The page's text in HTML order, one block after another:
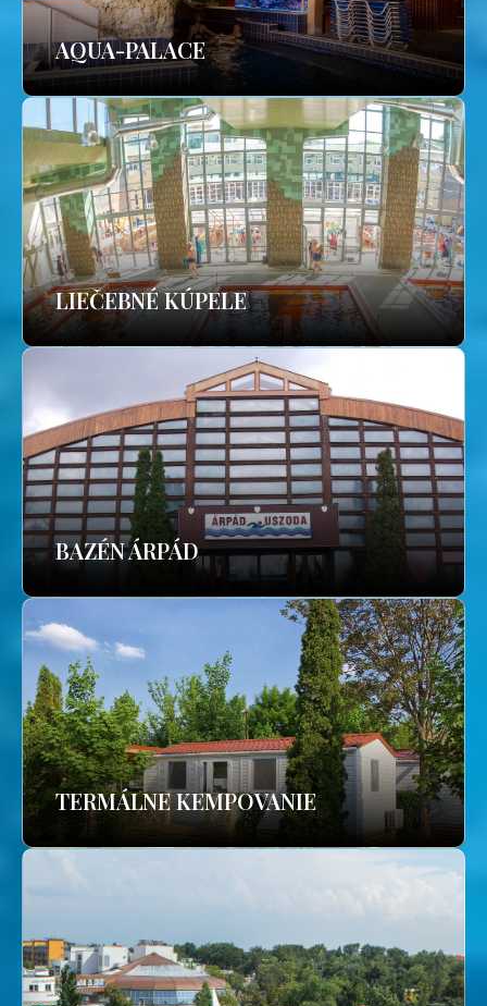
AQUA-PALACE
LIEČEBNÉ KÚPELE
BAZÉN ÁRPÁD
TERMÁLNE KEMPOVANIE